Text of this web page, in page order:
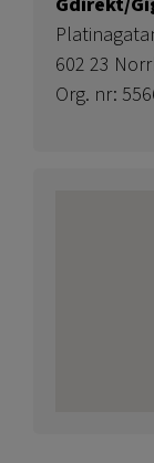
602 23
Org. nr: